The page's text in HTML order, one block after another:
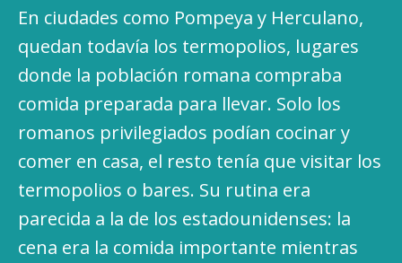
En ciudades como Pompeya y Herculano,
quedan todavía los termopolios, lugares
donde la población romana compraba
comida preparada para llevar. Solo los
romanos privilegiados podían cocinar y
comer en casa, el resto tenía que visitar los
termopolios o bares. Su rutina era
parecida a la de los estadounidenses: la
cena era la comida importante mientras